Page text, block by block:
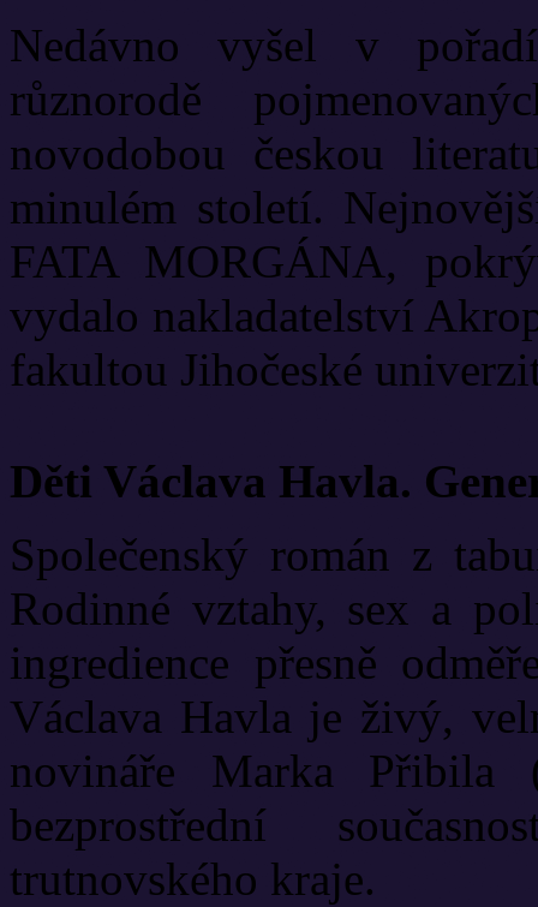
Nedávno vyšel v
různorodě
novodobou českou
minulém století.
FATA MORGÁNA,
vydalo nakladatelství
fakultou Jihočeské
Děti Václava Havla.
Společenský román z
Rodinné vztahy, sex a
ingredience přesně
Václava Havla je živý,
novináře Marka Přibila
bezprostřední
trutnovského kraje.